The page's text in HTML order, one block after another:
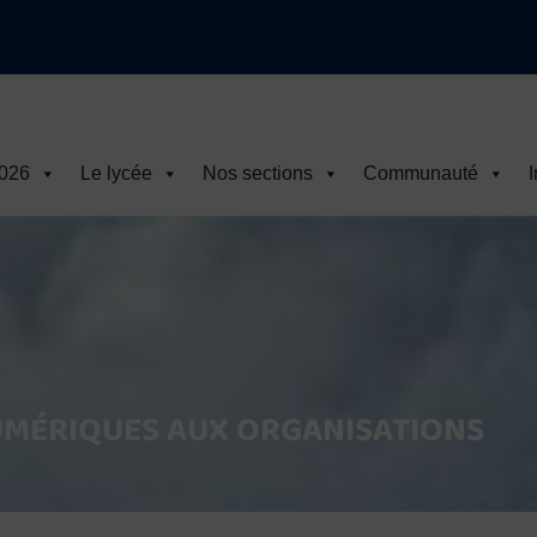
Le lycée Nos sections Communauté
AUX ORGANISATIONS